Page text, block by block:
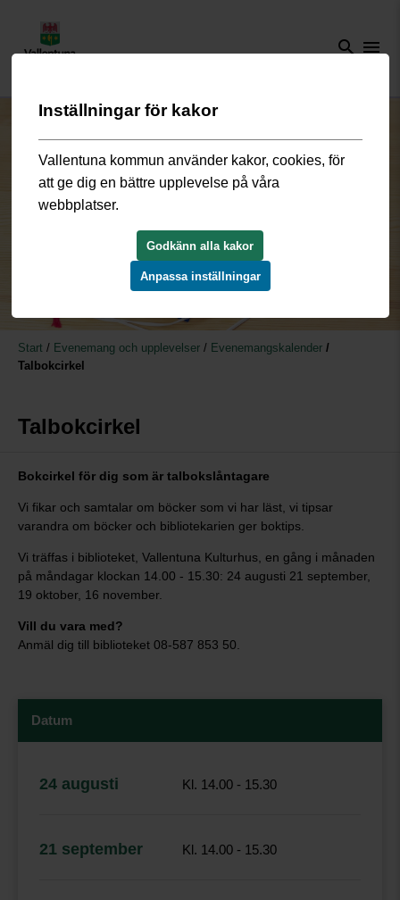
search menu
Start / Evenemang och upplevelser / Evenemangskalender /
Talbokcirkel
Talbokcirkel
Bokcirkel för dig som är talbokslåntagare
Vi fikar och samtalar om böcker som vi har läst, vi tipsar
varandra om böcker och bibliotekarien ger boktips.
Vi träffas i biblioteket, Vallentuna Kulturhus, en gång i månaden
på måndagar klockan 14.00 - 15.30: 24 augusti 21 september,
19 oktober, 16 november.
Vill du vara med?
Anmäl dig till biblioteket 08-587 853 50.
Datum
24 augusti Kl. 14.00 - 15.30
21 september Kl. 14.00 - 15.30
Inställningar för kakor
Vallentuna kommun använder kakor, cookies, för
att ge dig en bättre upplevelse på våra
webbplatser.
Godkänn alla kakor
Anpassa inställningar